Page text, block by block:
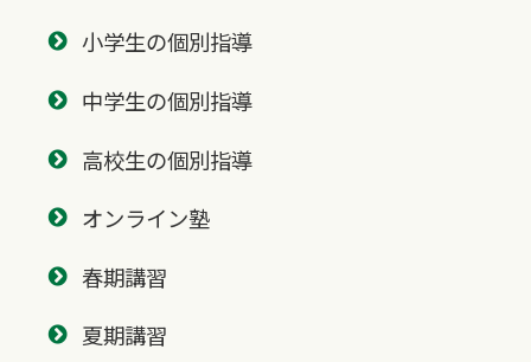
小学生の個別指導
中学生の個別指導
高校生の個別指導
オンライン塾
春期講習
夏期講習